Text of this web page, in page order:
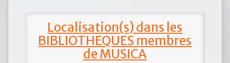
Localisation(s) dans les
BIBLIOTHEQUES membres
de MUSICA